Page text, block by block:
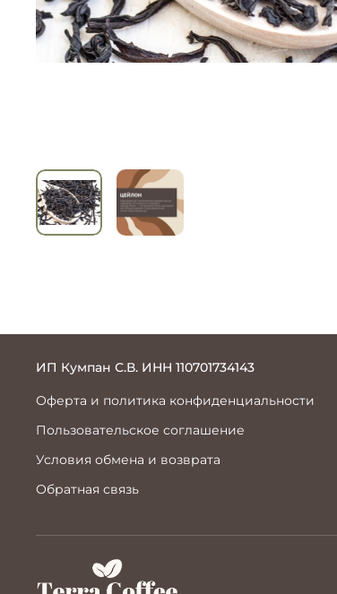
ИП Кумпан С.В. ИНН 110701734143
Оферта и политика конфиденциальности
Пользовательское соглашение
Условия обмена и возврата
Обратная связь